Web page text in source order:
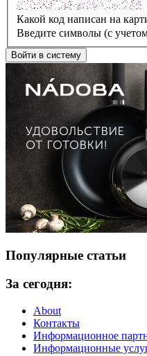
Какой код написан на
Введите символы (с
Популярные статьи
За сегодня:
About
Контакты
Информационное
Информационные